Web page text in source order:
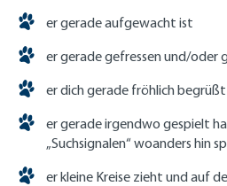
er gerade aufgewacht ist
er gerade gefressen und/oder
er dich gerade fröhlich begrüßt
er gerade irgendwo gespielt
„Suchsignalen“ woanders hin
er kleine Kreise zieht und auf